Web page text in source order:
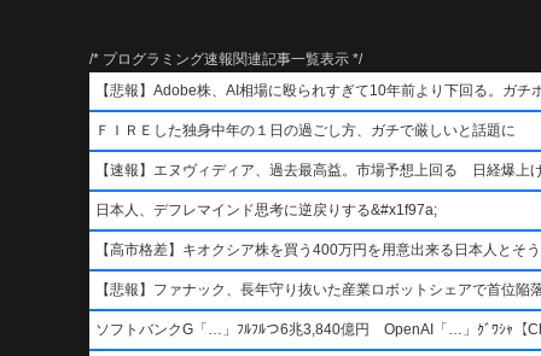
/* プログラミング速報関連記事一覧表示 */
【悲報】Adobe株、AI相場に殴られすぎて10年前より下回る。ガチ
ＦＩＲＥした独身中年の１日の過ごし方、ガチで厳しいと話題に
【速報】エヌヴィディア、過去最高益。市場予想上回る 日経爆上
日本人、デフレマインド思考に逆戻りする&#x1f97a;
【高市格差】キオクシア株を買う400万円を用意出来る日本人とそ
【悲報】ファナック、長年守り抜いた産業ロボットシェアで首位
ソフトバンクG「…」ﾌﾙﾌﾙつ6兆3,840億円 OpenAI「…」ｸﾞﾜｼｬ【